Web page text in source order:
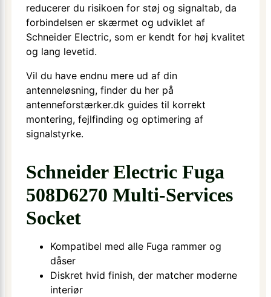
reducerer du risikoen for støj og signaltab, da
forbindelsen er skærmet og udviklet af
Schneider Electric, som er kendt for høj kvalitet
og lang levetid.
Vil du have endnu mere ud af din
antenneløsning, finder du her på
antenneforstærker.dk guides til korrekt
montering, fejlfinding og optimering af
signalstyrke.
Schneider Electric Fuga
508D6270 Multi-Services
Socket
Kompatibel med alle Fuga rammer og
dåser
Diskret hvid finish, der matcher moderne
interiør